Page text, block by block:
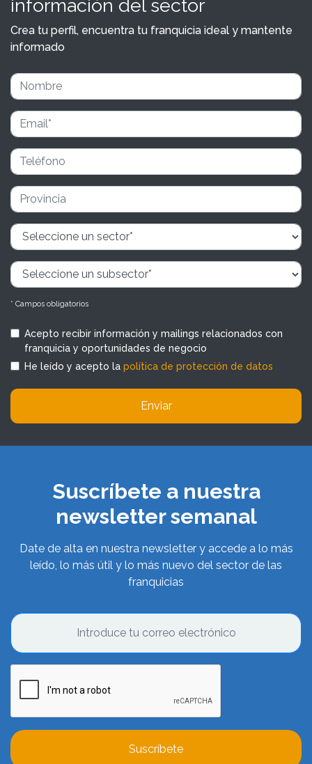
información del sector
Crea tu perfil, encuentra tu franquicia ideal y mantente
informado
* Campos obligatorios
Acepto recibir información y mailings relacionados con
franquicia y oportunidades de negocio
He leído y acepto la política de protección de datos
Enviar
Suscríbete a nuestra
newsletter semanal
Date de alta en nuestra newsletter y accede a lo más
leído, lo más útil y lo más nuevo del sector de las
franquicias
Suscríbete